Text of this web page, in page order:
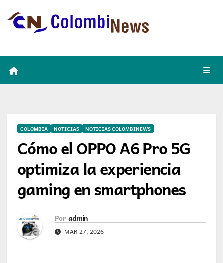
COLOMBIA NOTICIAS NOTICIAS COLOMBINEWS
Cómo el OPPO A6 Pro 5G
optimiza la experiencia
gaming en smartphones
Por admin
MAR 27, 2026